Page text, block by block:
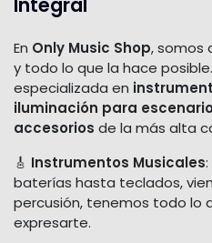
En Only Music Shop, somos
y todo lo que la hace
especializada en
iluminación para
accesorios de la más alta
🎸 Instrumentos Musicales
baterías hasta teclados,
percusión, tenemos todo lo
expresarte.